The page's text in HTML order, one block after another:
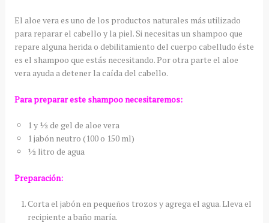
El aloe vera es uno de los productos naturales más utilizado
para reparar el cabello y la piel. Si necesitas un shampoo que
repare alguna herida o debilitamiento del cuerpo cabelludo éste
es el shampoo que estás necesitando. Por otra parte el aloe
vera ayuda a detener la caída del cabello.
Para preparar este shampoo necesitaremos:
1 y ½ de gel de aloe vera
1 jabón neutro (100 o 150 ml)
½ litro de agua
Preparación:
Corta el jabón en pequeños trozos y agrega el agua. Lleva el
recipiente a baño maría.